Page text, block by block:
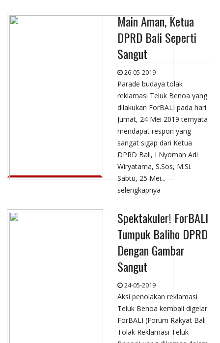
Main Aman, Ketua
DPRD Bali Seperti
Sangut
26-05-2019
Parade budaya tolak
reklamasi Teluk Benoa yang
dilakukan ForBALI pada hari
Jumat, 24 Mei 2019 ternyata
mendapat respon yang
sangat sigap dari Ketua
DPRD Bali, I Nyoman Adi
Wiryatama, S.Sos, M.Si.
Sabtu, 25 Mei...
selengkapnya
Spektakuler! ForBALI
Tumpuk Baliho DPRD
Dengan Gambar
Sangut
24-05-2019
Aksi penolakan reklamasi
Teluk Benoa kembali digelar
ForBALI (Forum Rakyat Bali
Tolak Reklamasi Teluk